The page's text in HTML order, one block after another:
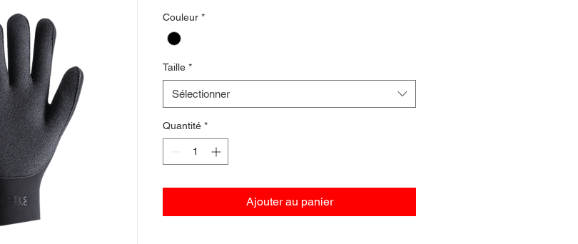
Couleur *
Taille *
Sélectionner
Quantité *
Ajouter au panier